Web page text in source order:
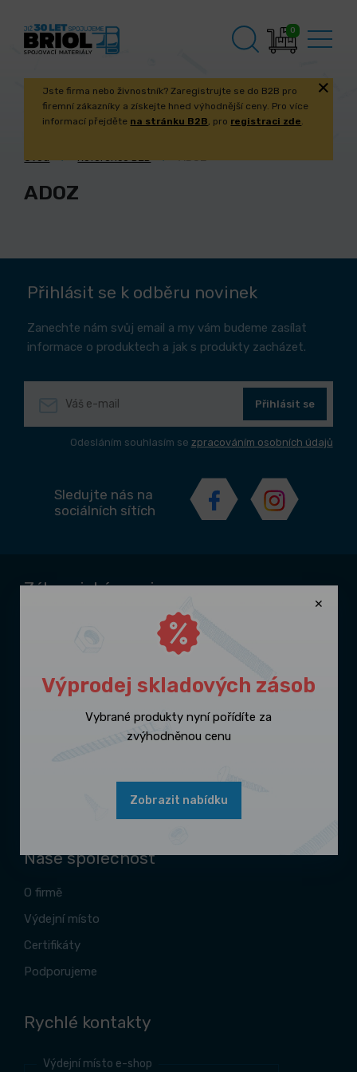
0
Jste firma nebo živnostník? Zaregistrujte se do B2B pro
firemní zákazníky a získejte hned výhodnější ceny. Pro více
informací přejděte na stránku B2B, pro registraci zde.
Úvod Reference B2B ADOZ
ADOZ
Přihlásit se k odběru novinek
Zanechte nám svůj email a my vám budeme zasílat
informace o produktech a jak s produkty zacházet.
Přihlásit se
Odesláním souhlasím se zpracováním osobních údajů
Sledujte nás na
sociálních sítích
Zákaznický servis
Obchodní podmínky
Reklamace zboží
Katalogy ke stažení
Zásady zpracování souborů cookies
Naše společnost
O firmě
Výdejní místo
Certifikáty
Podporujeme
Rychlé kontakty
Výdejní místo e-shop
Výprodej skladových zásob
Vybrané produkty nyní pořídíte za
zvýhodněnou cenu
Zobrazit nabídku